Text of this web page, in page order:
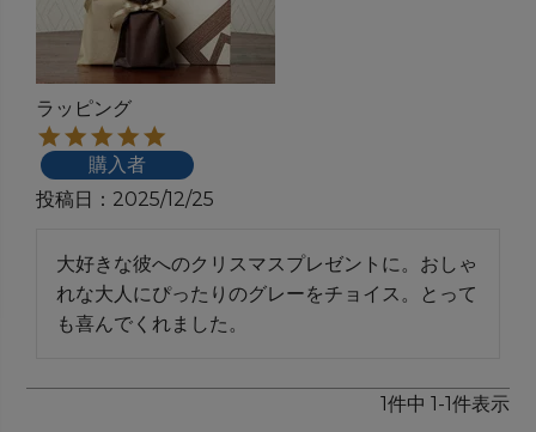
ラッピング
購入者
投稿日
2025/12/25
大好きな彼へのクリスマスプレゼントに。おしゃ
れな大人にぴったりのグレーをチョイス。とって
も喜んでくれました。
1件中 1 -1件表示